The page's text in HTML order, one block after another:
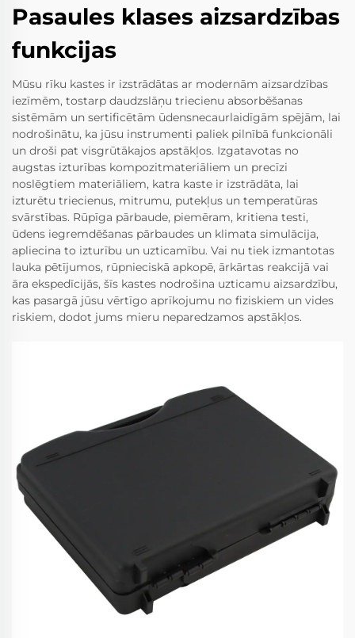
Pasaules klases aizsardzības
funkcijas
Mūsu rīku kastes ir izstrādātas ar modernām aizsardzības
iezīmēm, tostarp daudzslāņu triecienu absorbēšanas
sistēmām un sertificētām ūdensnecaurlaidīgām spējām, lai
nodrošinātu, ka jūsu instrumenti paliek pilnībā funkcionāli
un droši pat visgrūtākajos apstākļos. Izgatavotas no
augstas izturības kompozitmateriāliem un precīzi
noslēgtiem materiāliem, katra kaste ir izstrādāta, lai
izturētu triecienus, mitrumu, putekļus un temperatūras
svārstības. Rūpīga pārbaude, piemēram, kritiena testi,
ūdens iegremdēšanas pārbaudes un klimata simulācija,
apliecina to izturību un uzticamību. Vai nu tiek izmantotas
lauka pētījumos, rūpnieciskā apkopē, ārkārtas reakcijā vai
āra ekspedīcijās, šīs kastes nodrošina uzticamu aizsardzību,
kas pasargā jūsu vērtīgo aprīkojumu no fiziskiem un vides
riskiem, dodot jums mieru neparedzamos apstākļos.